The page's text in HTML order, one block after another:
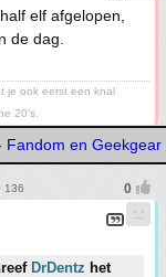
elf afgelopen,
de dag.
je ook eerst een knal
20’s.
Fandom en Geekgear
136
DrDentz het